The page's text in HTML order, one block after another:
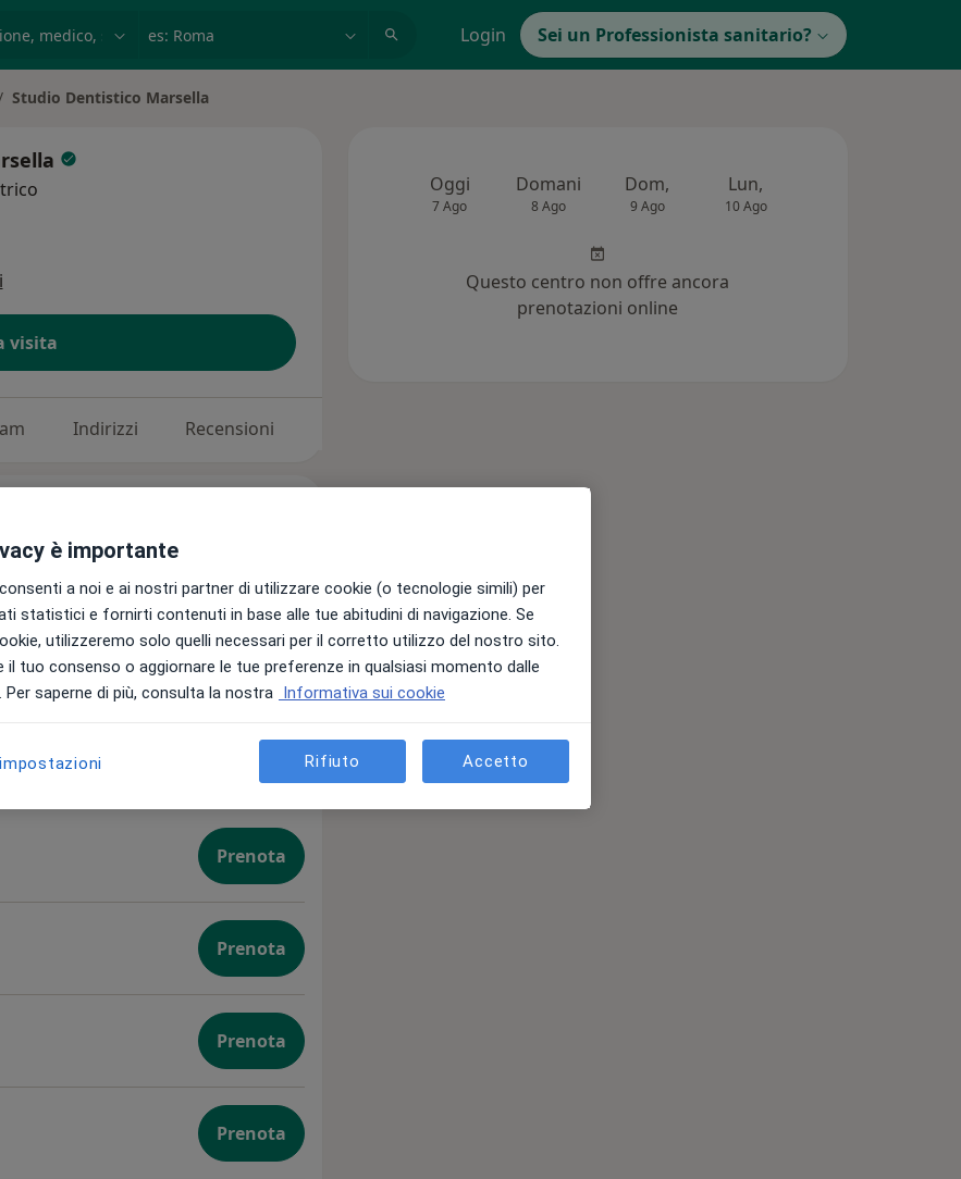
Login Sei un Professionista sanitario?
città
Studio Dentistico Marsella
visita
Indirizzi Recensioni
Prenota
Prenota
Prenota
Prenota
Oggi
7 Ago
Domani
8 Ago
Dom,
9 Ago
Lun,
10 Ago
Questo centro non offre ancora
prenotazioni online
è importante
a noi e ai nostri partner di utilizzare cookie (o tecnologie simili) per
statistici e fornirti contenuti in base alle tue abitudini di navigazione. Se
utilizzeremo solo quelli necessari per il corretto utilizzo del nostro sito.
il tuo consenso o aggiornare le tue preferenze in qualsiasi momento dalle
saperne di più, consulta la nostra Informativa sui cookie
Rifiuto Accetto